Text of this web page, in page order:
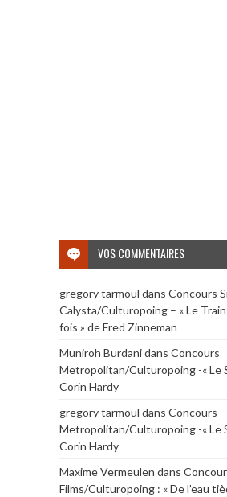
VOS COMMENTAIRES
gregory tarmoul dans Concours
Calysta/Culturopoing – « Le
fois » de Fred Zinneman
Muniroh Burdanidans Concours
Metropolitan/Culturopoing -« Le
Corin Hardy
gregory tarmoul dans Concours
Metropolitan/Culturopoing -« Le
Corin Hardy
Maxime Vermeulen dans
Films/Culturopoing : « De l’eau